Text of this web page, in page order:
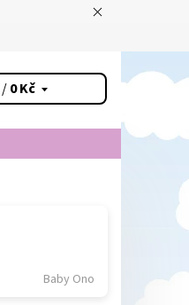
/0 Kč
Baby Ono